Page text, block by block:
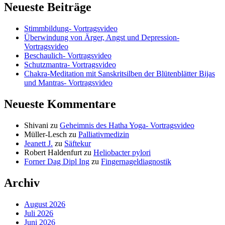
Neueste Beiträge
Stimmbildung- Vortragsvideo
Überwindung von Ärger, Angst und Depression-
Vortragsvideo
Beschaulich- Vortragsvideo
Schutzmantra- Vortragsvideo
Chakra-Meditation mit Sanskritsilben der Blütenblätter Bijas
und Mantras- Vortragsvideo
Neueste Kommentare
Shivani zu Geheimnis des Hatha Yoga- Vortragsvideo
Müller-Lesch zu Palliativmedizin
Jeanett J. zu Säftekur
Robert Haldenfurt zu Heliobacter pylori
Forner Dag Dipl Ing zu Fingernageldiagnostik
Archiv
August 2026
Juli 2026
Juni 2026